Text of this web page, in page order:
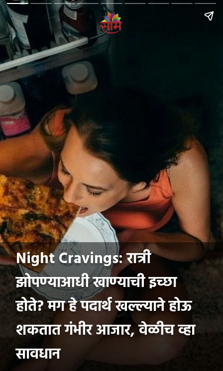
Night Cravings: रात्री
झोपण्याआधी खाण्याची इच्छा
होते? मग हे पदार्थ खल्ल्याने होऊ
शकतात गंभीर आजार, वेळीच व्हा
सावधान